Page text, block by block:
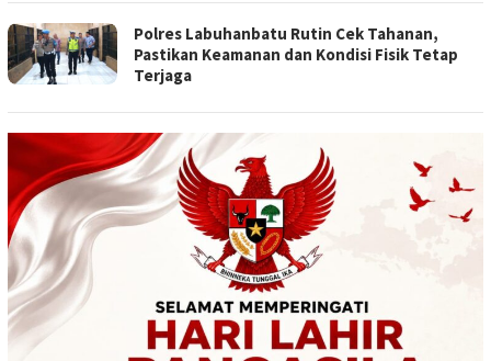
Polres Labuhanbatu Rutin Cek Tahanan,
Pastikan Keamanan dan Kondisi Fisik Tetap
Terjaga